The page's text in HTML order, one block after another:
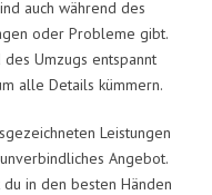
auch während des
oder Probleme gibt.
Umzugs entspannt
alle Details kümmern.
Leistungen
Angebot.
in den besten Händen